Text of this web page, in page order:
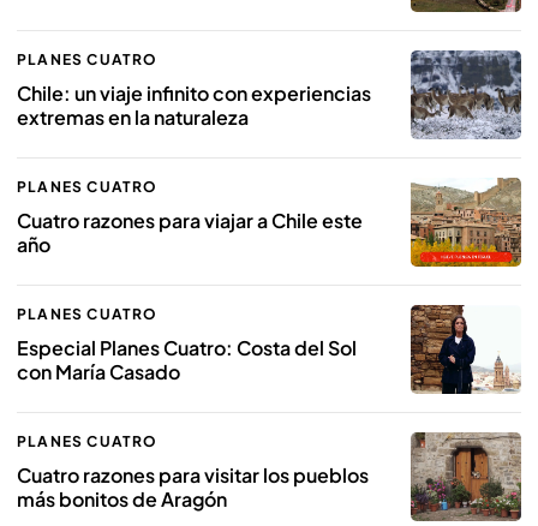
PLANES CUATRO
Chile: un viaje infinito con experiencias
extremas en la naturaleza
PLANES CUATRO
Cuatro razones para viajar a Chile este
año
PLANES CUATRO
Especial Planes Cuatro: Costa del Sol
con María Casado
PLANES CUATRO
Cuatro razones para visitar los pueblos
más bonitos de Aragón